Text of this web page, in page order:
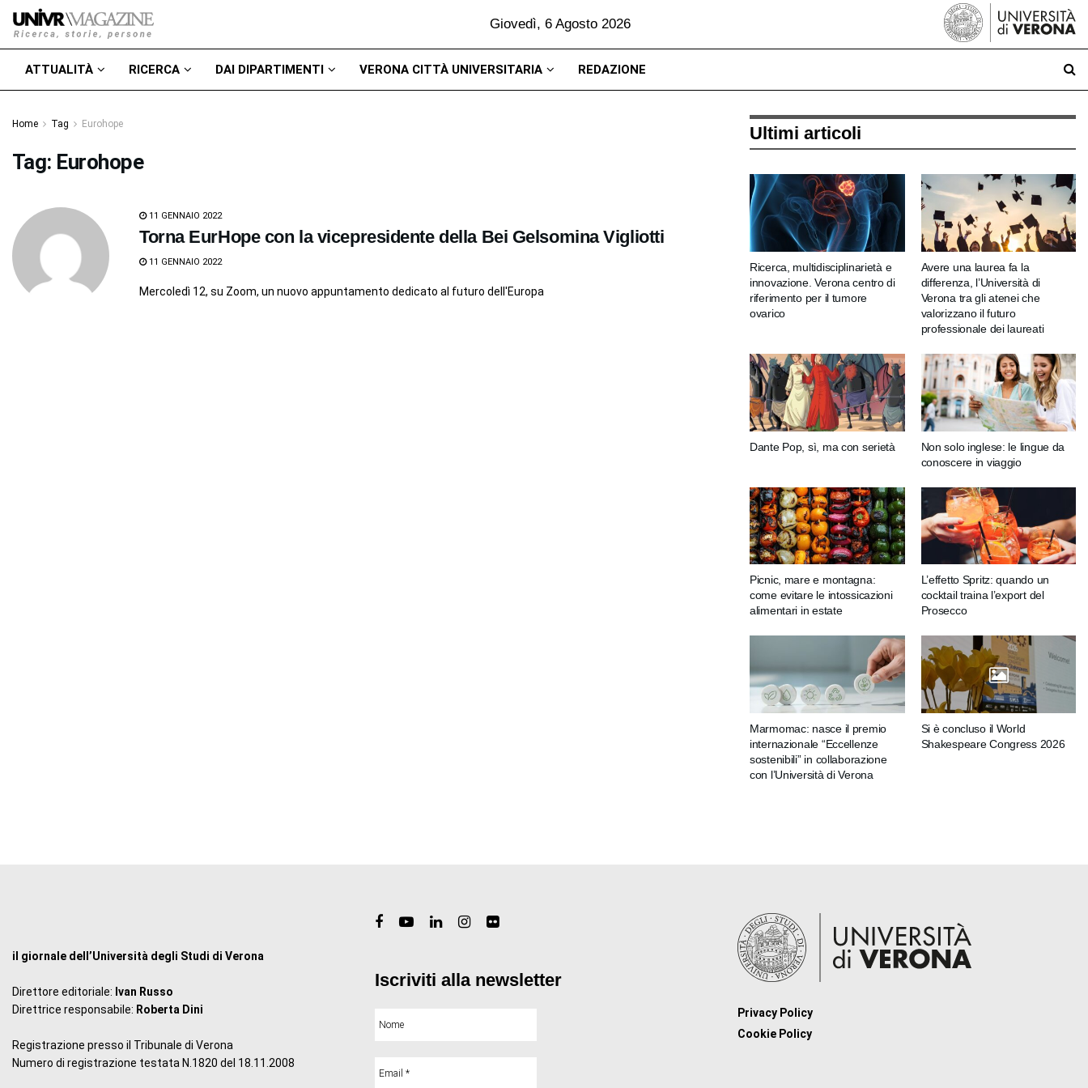
Giovedì, 6 Agosto 2026
ATTUALITÀ RICERCA DAI DIPARTIMENTI VERONA CITTÀ UNIVERSITARIA REDAZIONE
Home Tag Eurohope
Tag: Eurohope
11 GENNAIO 2022
Torna EurHope con la vicepresidente della Bei Gelsomina Vigliotti
11 GENNAIO 2022
Mercoledì 12, su Zoom, un nuovo appuntamento dedicato al futuro dell'Europa
Ultimi articoli
Ricerca, multidisciplinarietà e
innovazione. Verona centro di
riferimento per il tumore
ovarico
Avere una laurea fa la
differenza, l’Università di
Verona tra gli atenei che
valorizzano il futuro
professionale dei laureati
Dante Pop, sì, ma con serietà
Non solo inglese: le lingue da
conoscere in viaggio
Picnic, mare e montagna:
come evitare le intossicazioni
alimentari in estate
L’effetto Spritz: quando un
cocktail traina l’export del
Prosecco
Marmomac: nasce il premio
internazionale “Eccellenze
sostenibili” in collaborazione
con l’Università di Verona
Si è concluso il World
Shakespeare Congress 2026
il giornale dell’Università degli Studi di Verona
Direttore editoriale: Ivan Russo
Direttrice responsabile: Roberta Dini
Registrazione presso il Tribunale di Verona
Numero di registrazione testata N.1820 del 18.11.2008
Iscriviti alla newsletter
Privacy Policy
Cookie Policy